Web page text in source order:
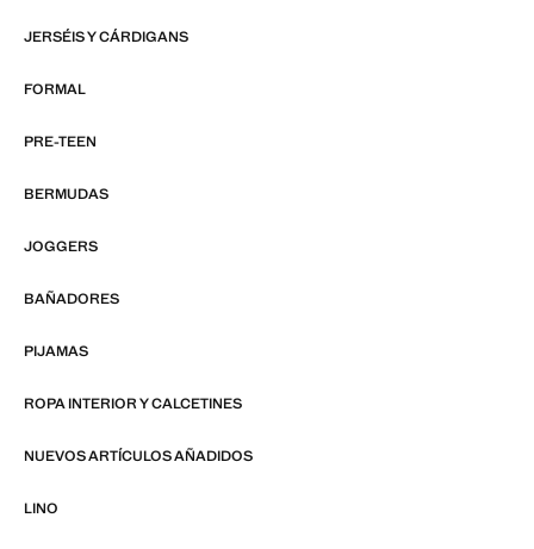
JERSÉIS Y CÁRDIGANS
FORMAL
PRE-TEEN
BERMUDAS
JOGGERS
BAÑADORES
PIJAMAS
ROPA INTERIOR Y CALCETINES
NUEVOS ARTÍCULOS AÑADIDOS
LINO